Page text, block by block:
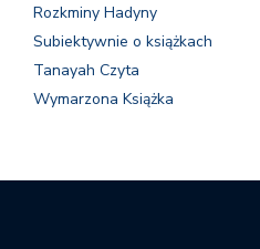
Rozkminy Hadyny
Subiektywnie o książkach
Tanayah Czyta
Wymarzona Książka